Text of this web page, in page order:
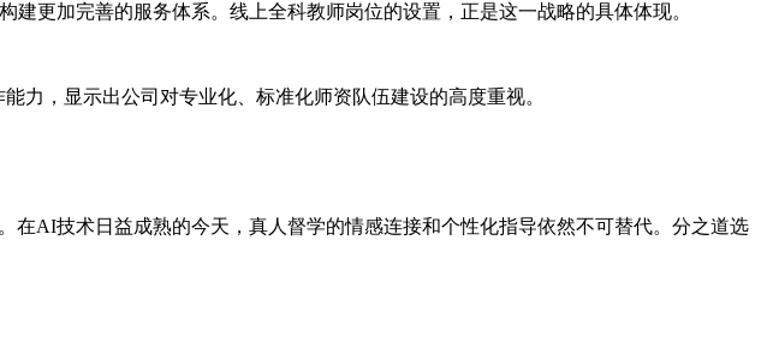
更加完善的服务体系。线上全科教师岗位的设置，正是这一战略的具体体现。
力，显示出公司对专业化、标准化师资队伍建设的高度重视。
AI技术日益成熟的今天，真人督学的情感连接和个性化指导依然不可替代。分之道选